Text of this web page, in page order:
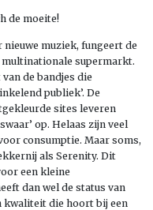
de moeite!
muziek, fungeert de
supermarkt.
de bandjes die
publiek’. De
sites leveren
op. Helaas zijn veel
consumptie. Maar soms,
als Serenity. Dit
een kleine
dan wel de status van
kwaliteit die hoort bij een